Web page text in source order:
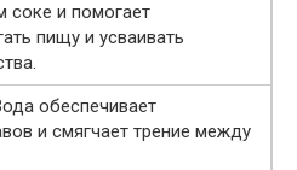
соке и помогает
пищу и усваивать
обеспечивает
и смягчает трение между